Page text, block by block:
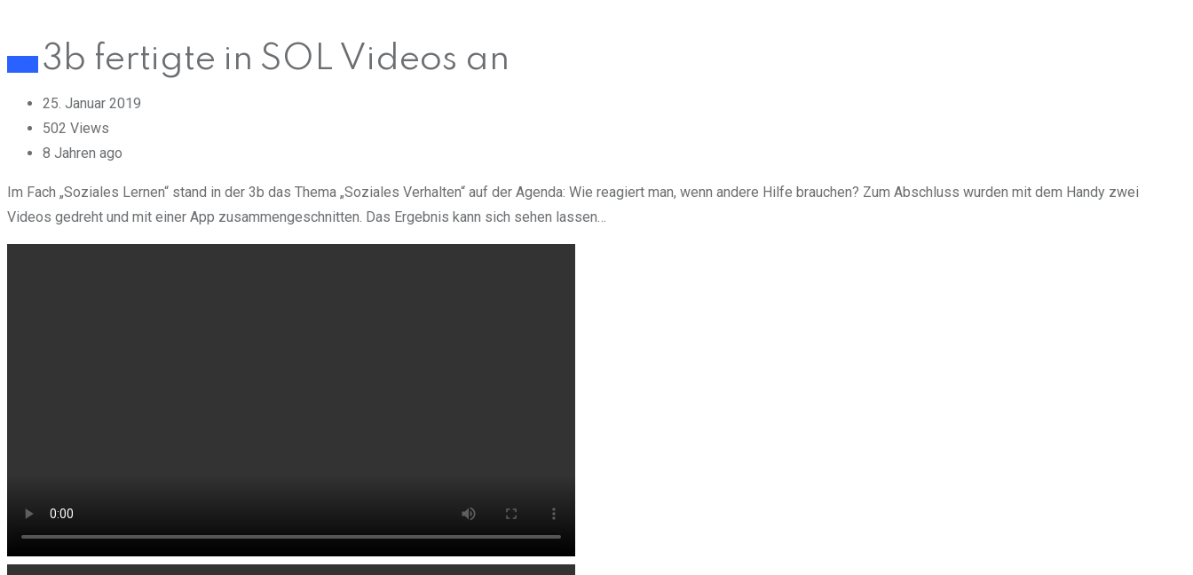
3b fertigte in SOL Videos an
25. Januar 2019
502 Views
8 Jahren ago
Im Fach „Soziales Lernen“ stand in der 3b das Thema „Soziales Verhalten“ auf der Agenda: Wie reagiert man, wenn andere Hilfe brauchen? Zum Abschluss wurden mit dem Handy zwei
Videos gedreht und mit einer App zusammengeschnitten. Das Ergebnis kann sich sehen lassen…